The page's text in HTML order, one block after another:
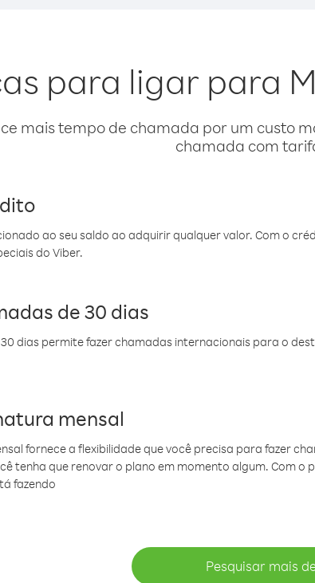
para ligar para
mais tempo de chamada por um custo
chamada com
ao seu saldo ao adquirir qualquer valor. Com o
do Viber.
de 30 dias
dias permite fazer chamadas internacionais para o
mensal
fornece a flexibilidade que você precisa para fazer
tenha que renovar o plano em momento algum. Com o
fazendo
Pesquisar mais